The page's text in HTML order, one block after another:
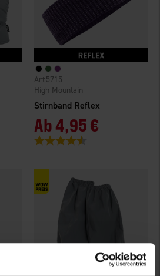
Stirnband Reflex
High Mountain
5715
Ab4,95 €
Bewertung: